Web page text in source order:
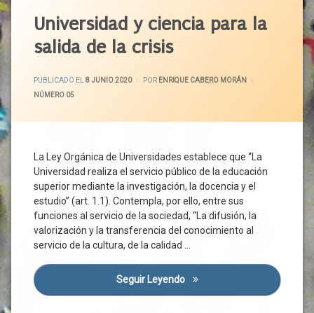
Universidad y ciencia para la
salida de la crisis
PUBLICADO EL 8 JUNIO 2020
15 JUNIO 2020
POR ENRIQUE CABERO MORÁN
CATEGORÍAS:
NÚMERO 05
La Ley Orgánica de Universidades establece que “La
Universidad realiza el servicio público de la educación
superior mediante la investigación, la docencia y el
estudio” (art. 1.1). Contempla, por ello, entre sus
funciones al servicio de la sociedad, “La difusión, la
valorización y la transferencia del conocimiento al
servicio de la cultura, de la calidad …
Seguir Leyendo Universidad Y Ciencia Para
Acuerdo
Político
Acuerdo
Aprendizaje
Ayuntamiento
Calidad
Vida
Castilla
Ciencia
Ciudadanos
Conocimiento
Consejo
Del